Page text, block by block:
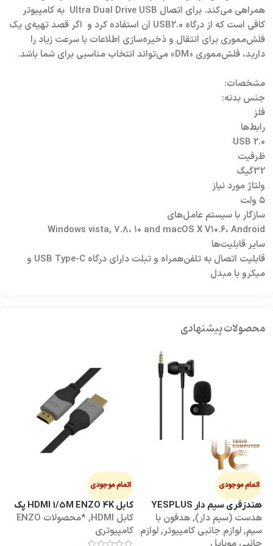
همراهی می‌کند. برای اتصال Ultra Dual Drive USB به کامپیوتر
کافی است که از درگاه USB2.0 آن استفاده کرد و اگر قصد تهیه‌ی یک
فلش‌مموری برای انتقال و ذخیره‌سازی اطلاعات با سرعت زیاد را
دارید، فلش‌مموری «DM» می‌تواند انتخاب مناسبی برای شما باشد.
مشخصات:
جنس بدنه:
فلز
رابط‌ها
USB 2.0
ظرفیت
32گیگ
ولتاژ مورد نیاز
۵ ولت
سازگار با سیستم عامل‌های
Windows vista, ۷.۸، ۱۰ and macOS X V۱۰.۶، Android
سایر قابلیت‌ها
قابلیت اتصال به تلفن‌همراه و تبلت دارای درگاه USB Type-C و
میکرو با مبدل
محصولات پیشنهادی
اتمام موجودی
هندزفری سیم دار YESPLUS
YS-113
هدست (سیم دار),هدفون با
سیم,لوازم جانبی کامپیوتر,لوازم
اتمام موجودی
کابل HDMI 1/5M ENZO 4K پک
طلقی
کابل HDMI ,
*محصولات ENZO
کامپیوتری